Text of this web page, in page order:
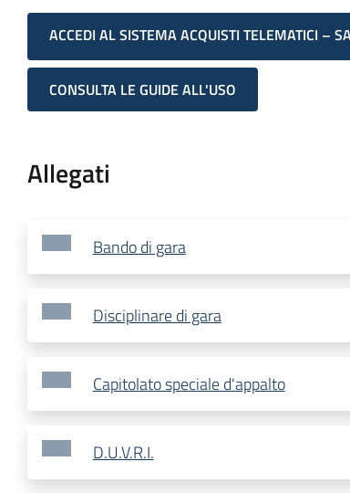
ACCEDI AL SISTEMA ACQUISTI TELEMATICI –
CONSULTA LE GUIDE ALL'USO
Allegati
Bando di gara
Disciplinare di gara
Capitolato speciale d'appalto
D.U.V.R.I.